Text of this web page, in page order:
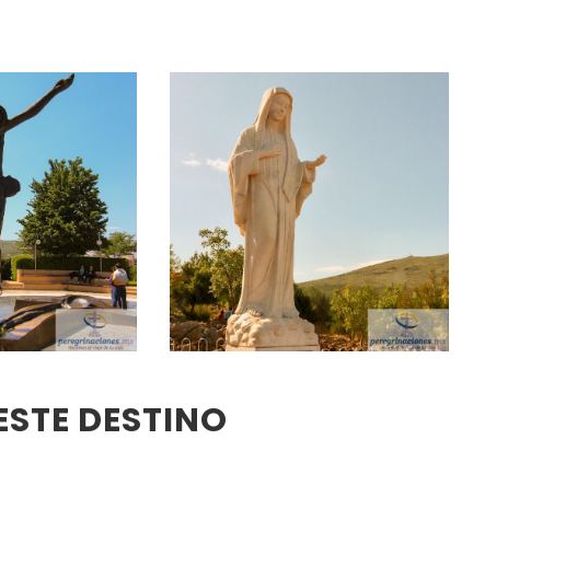
DESTINO